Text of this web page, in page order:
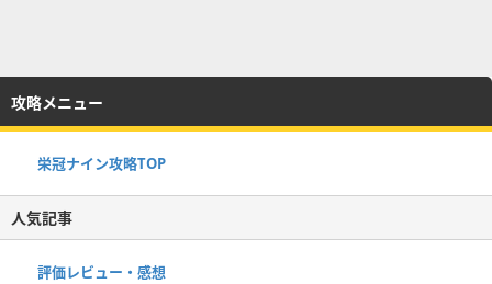
攻略メニュー
栄冠ナイン攻略TOP
人気記事
評価レビュー・感想